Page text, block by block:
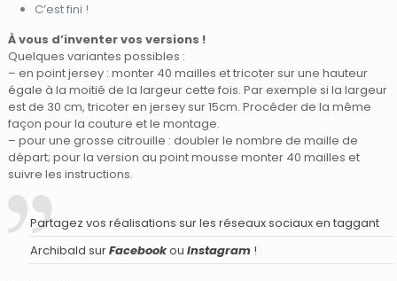
C’est fini !
À vous d’inventer vos versions !
Quelques variantes possibles :
– en point jersey : monter 40 mailles et tricoter sur une hauteur
égale à la moitié de la largeur cette fois. Par exemple si la largeur
est de 30 cm, tricoter en jersey sur 15cm. Procéder de la même
façon pour la couture et le montage.
– pour une grosse citrouille : doubler le nombre de maille de
départ; pour la version au point mousse monter 40 mailles et
suivre les instructions.
Partagez vos réalisations sur les réseaux sociaux en taggant
Archibald surFacebookouInstagram !